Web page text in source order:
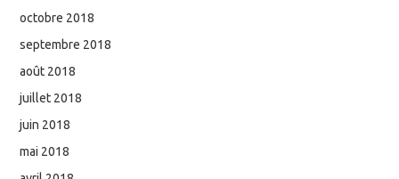
octobre 2018
septembre 2018
août 2018
juillet 2018
juin 2018
mai 2018